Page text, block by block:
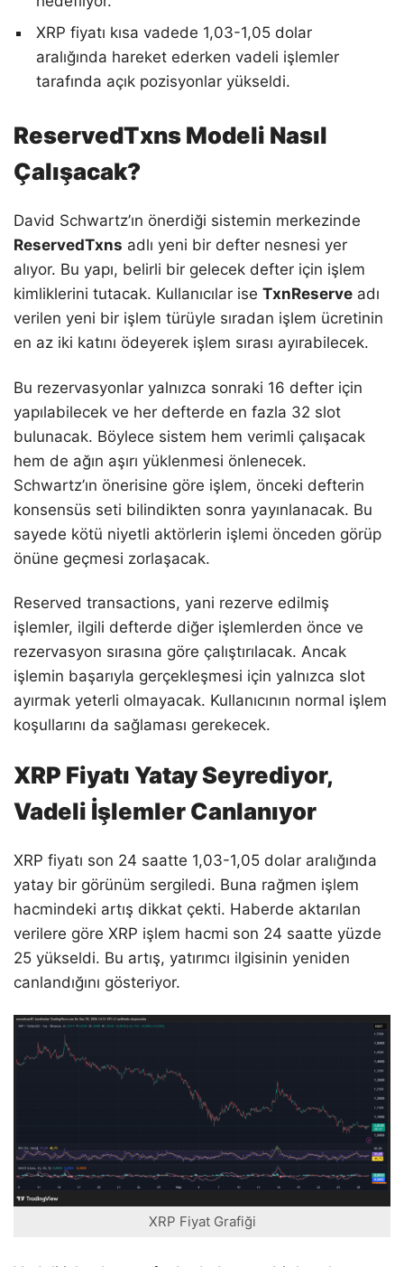
XRP fiyatı kısa vadede 1,03-1,05 dolar
aralığında hareket ederken vadeli işlemler
tarafında açık pozisyonlar yükseldi.
ReservedTxns Modeli Nasıl
Çalışacak?
David Schwartz’ın önerdiği sistemin merkezinde
ReservedTxns adlı yeni bir defter nesnesi yer
alıyor. Bu yapı, belirli bir gelecek defter için işlem
kimliklerini tutacak. Kullanıcılar ise TxnReserve adı
verilen yeni bir işlem türüyle sıradan işlem ücretinin
en az iki katını ödeyerek işlem sırası ayırabilecek.
Bu rezervasyonlar yalnızca sonraki 16 defter için
yapılabilecek ve her defterde en fazla 32 slot
bulunacak. Böylece sistem hem verimli çalışacak
hem de ağın aşırı yüklenmesi önlenecek.
Schwartz’ın önerisine göre işlem, önceki defterin
konsensüs seti bilindikten sonra yayınlanacak. Bu
sayede kötü niyetli aktörlerin işlemi önceden görüp
önüne geçmesi zorlaşacak.
Reserved transactions, yani rezerve edilmiş
işlemler, ilgili defterde diğer işlemlerden önce ve
rezervasyon sırasına göre çalıştırılacak. Ancak
işlemin başarıyla gerçekleşmesi için yalnızca slot
ayırmak yeterli olmayacak. Kullanıcının normal işlem
koşullarını da sağlaması gerekecek.
XRP Fiyatı Yatay Seyrediyor,
Vadeli İşlemler Canlanıyor
XRP fiyatı son 24 saatte 1,03-1,05 dolar aralığında
yatay bir görünüm sergiledi. Buna rağmen işlem
hacmindeki artış dikkat çekti. Haberde aktarılan
verilere göre XRP işlem hacmi son 24 saatte yüzde
25 yükseldi. Bu artış, yatırımcı ilgisinin yeniden
canlandığını gösteriyor.
XRP Fiyat Grafiği